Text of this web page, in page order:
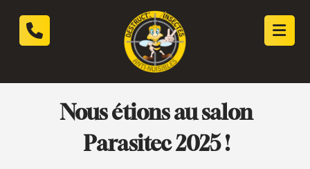
Nous étions au salon
Parasitec 2025 !